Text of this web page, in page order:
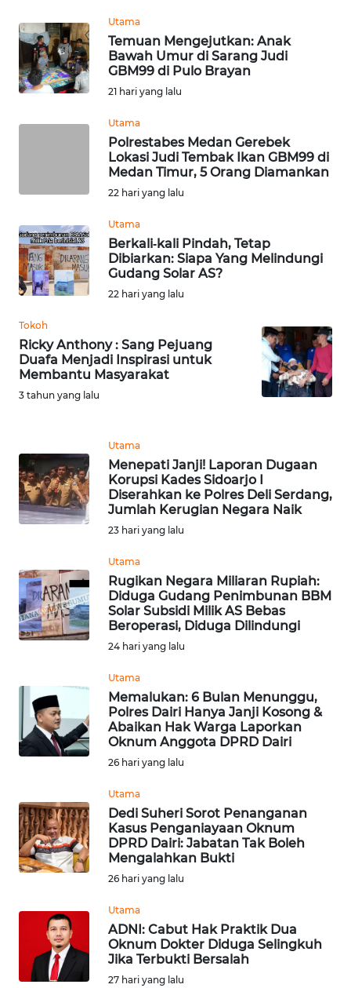
Utama
Temuan Mengejutkan: Anak
Bawah Umur di Sarang Judi
GBM99 di Pulo Brayan
21 hari yang lalu
Utama
Polrestabes Medan Gerebek
Lokasi Judi Tembak Ikan GBM99 di
Medan Timur, 5 Orang Diamankan
22 hari yang lalu
Utama
Berkali‑kali Pindah, Tetap
Dibiarkan: Siapa Yang Melindungi
Gudang Solar AS?
22 hari yang lalu
Tokoh
Ricky Anthony : Sang Pejuang
Duafa Menjadi Inspirasi untuk
Membantu Masyarakat
3 tahun yang lalu
Utama
Menepati Janji! Laporan Dugaan
Korupsi Kades Sidoarjo I
Diserahkan ke Polres Deli Serdang,
Jumlah Kerugian Negara Naik
23 hari yang lalu
Utama
Rugikan Negara Miliaran Rupiah:
Diduga Gudang Penimbunan BBM
Solar Subsidi Milik AS Bebas
Beroperasi, Diduga Dilindungi
24 hari yang lalu
Utama
Memalukan: 6 Bulan Menunggu,
Polres Dairi Hanya Janji Kosong &
Abaikan Hak Warga Laporkan
Oknum Anggota DPRD Dairi
26 hari yang lalu
Utama
Dedi Suheri Sorot Penanganan
Kasus Penganiayaan Oknum
DPRD Dairi: Jabatan Tak Boleh
Mengalahkan Bukti
26 hari yang lalu
Utama
ADNI: Cabut Hak Praktik Dua
Oknum Dokter Diduga Selingkuh
Jika Terbukti Bersalah
27 hari yang lalu
WN
TEBING
TINGGI
WN
KARAWANG
WN
BEKASI
WN
WN
DEPOK
WN
SAMOSIR
LAWAS
WN
SUMEDANG
CIANJUR
WN
KEPULAUAN
WN
TANGERANG
WN
WN
CIREBON